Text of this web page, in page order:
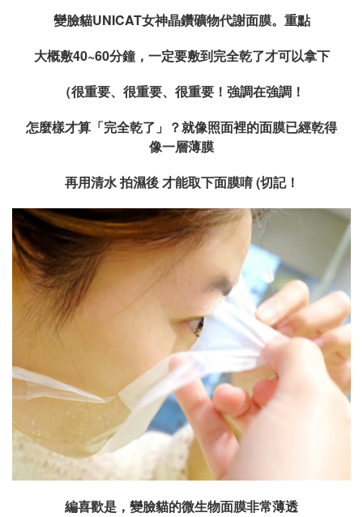
變臉貓UNICAT女神晶鑽礦物代謝面膜。重點
大概敷40~60分鐘，一定要敷到完全乾了才可以拿下
（很重要、很重要、很重要！強調在強調！
怎麼樣才算「完全乾了」？就像照面裡的面膜已經乾得
像一層薄膜
再用清水 拍濕後 才能取下面膜唷 (切記！
編喜歡是，變臉貓的微生物面膜非常薄透